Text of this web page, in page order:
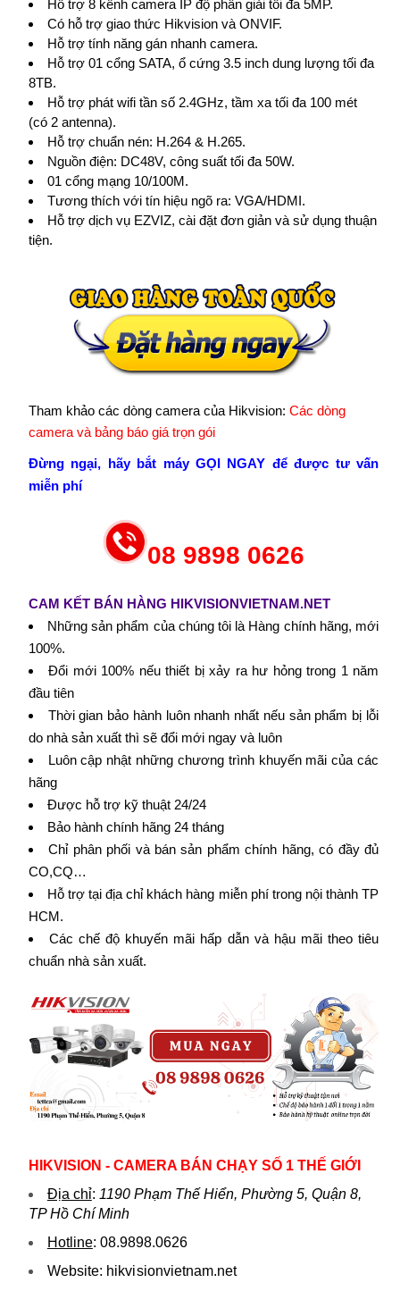
Hỗ trợ 8 kênh camera IP độ phân giải tối đa 5MP.
Có hỗ trợ giao thức Hikvision và ONVIF.
Hỗ trợ tính năng gán nhanh camera.
Hỗ trợ 01 cổng SATA, ổ cứng 3.5 inch dung lượng tối đa
8TB.
Hỗ trợ phát wifi tần số 2.4GHz, tầm xa tối đa 100 mét
(có 2 antenna).
Hỗ trợ chuẩn nén: H.264 & H.265.
Nguồn điện: DC48V, công suất tối đa 50W.
01 cổng mạng 10/100M.
Tương thích với tín hiệu ngõ ra: VGA/HDMI.
Hỗ trợ dịch vụ EZVIZ, cài đặt đơn giản và sử dụng thuận
tiện.
Tham khảo các dòng camera của Hikvision: Các dòng
camera và bảng báo giá trọn gói
Đừng ngại, hãy bắt máy GỌI NGAY để được tư vấn
miễn phí
08 9898 0626
CAM KẾT BÁN HÀNG HIKVISIONVIETNAM.NET
Những sản phẩm của chúng tôi là Hàng chính hãng, mới
100%.
Đổi mới 100% nếu thiết bị xảy ra hư hỏng trong 1 năm
đầu tiên
Thời gian bảo hành luôn nhanh nhất nếu sản phẩm bị lỗi
do nhà sản xuất thì sẽ đổi mới ngay và luôn
Luôn cập nhật những chương trình khuyến mãi của các
hãng
Được hỗ trợ kỹ thuật 24/24
Bảo hành chính hãng 24 tháng
Chỉ phân phối và bán sản phẩm chính hãng, có đầy đủ
CO,CQ…
Hỗ trợ tại địa chỉ khách hàng miễn phí trong nội thành TP
HCM.
Các chế độ khuyến mãi hấp dẫn và hậu mãi theo tiêu
chuẩn nhà sản xuất.
HIKVISION - CAMERA BÁN CHẠY SỐ 1 THẾ GIỚI
Địa chỉ: 1190 Phạm Thế Hiển, Phường 5, Quận 8,
TP Hồ Chí Minh
Hotline: 08.9898.0626
Website: hikvi sionvietnam.net